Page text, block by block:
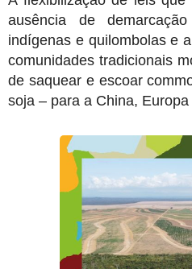
ausência de
indígenas e quilombolas e
comunidades tradicionais
de saquear e escoar
soja – para a China,